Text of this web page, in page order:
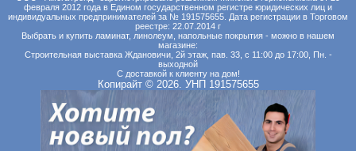
февраля 2012 года в Едином государственном регистре юридических лиц и
индивидуальных предпринимателей за № 191575655. Дата регистрации в Торговом
реестре: 22.07.2014 г
Выбрать и купить ламинат, линолеум, напольные покрытия - можно в нашем
магазине:
Строительная выставка Ждановичи, 2й этаж, пав. 33, с 11:00 до 17:00, Пн. -
выходной
С доставкой к клиенту на дом!
Копирайт © 2026. УНП 191575655